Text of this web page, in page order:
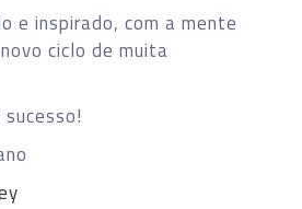
e inspirado, com a mente
ciclo de muita